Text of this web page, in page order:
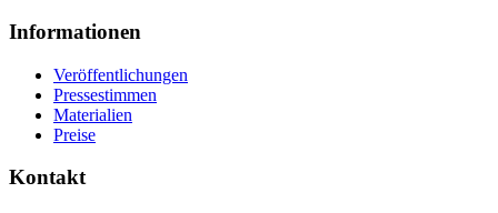
Informationen
Veröffentlichungen
Pressestimmen
Materialien
Preise
Kontakt